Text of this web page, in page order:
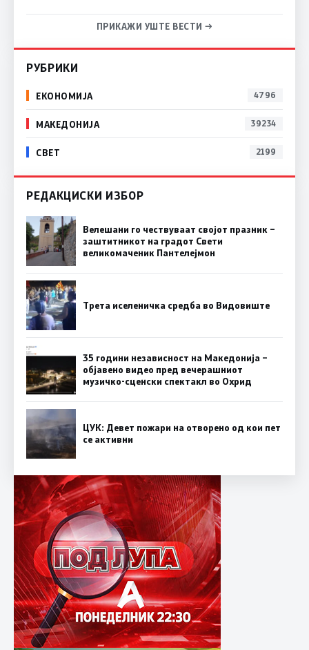
ПРИКАЖИ УШТЕ ВЕСТИ →
РУБРИКИ
ЕКОНОМИЈА 4796
МАКЕДОНИЈА 39234
СВЕТ 2199
РЕДАКЦИСКИ ИЗБОР
Велешани го чествуваат својот празник –
заштитникот на градот Свети
великомаченик Пантелејмон
Трета иселеничка средба во Видовиште
35 години независност на Македонија –
објавено видео пред вечерашниот
музичко-сценски спектакл во Охрид
ЦУК: Девет пожари на отворено од кои пет
се активни